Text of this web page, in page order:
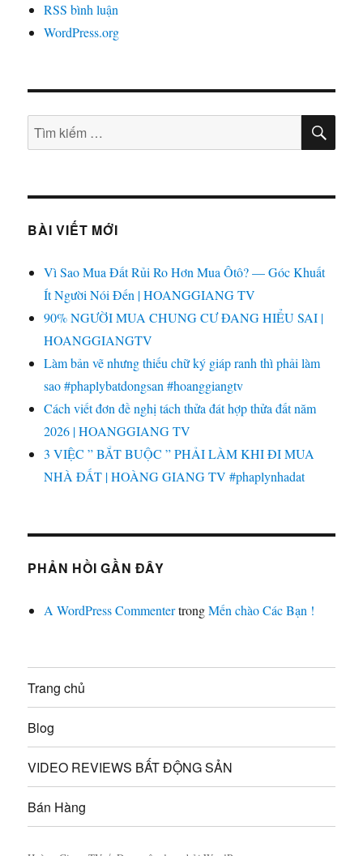
RSS bình luận
WordPress.org
Tìm
kiếm:
TÌM
BÀI VIẾT MỚI
Vì Sao Mua Đất Rủi Ro Hơn Mua Ôtô? — Góc Khuất
Ít Người Nói Đến | HOANGGIANG TV
90% NGƯỜI MUA CHUNG CƯ ĐANG HIỂU SAI |
HOANGGIANGTV
Làm bản vẽ nhưng thiếu chữ ký giáp ranh thì phải làm
sao #phaplybatdongsan #hoanggiangtv
Cách viết đơn đề nghị tách thửa đát hợp thửa đất năm
2026 | HOANGGIANG TV
3 VIỆC ” BẮT BUỘC ” PHẢI LÀM KHI ĐI MUA
NHÀ ĐẤT | HOÀNG GIANG TV #phaplynhadat
PHẢN HỒI GẦN ĐÂY
A WordPress CommentertrongMến chào Các Bạn !
Trang chủ
Blog
VIDEO REVIEWS BẤT ĐỘNG SẢN
Bán Hàng